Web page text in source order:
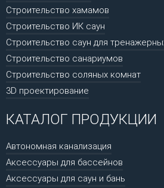
Строительство хамамов
Строительство ИК саун
Строительство саун для
Строительство санариумов
Строительство соляных комнат
3D проектирование
КАТАЛОГ ПРОДУКЦИИ
Автономная канализация
Аксессуары для бассейнов
Аксессуары для саун и бань